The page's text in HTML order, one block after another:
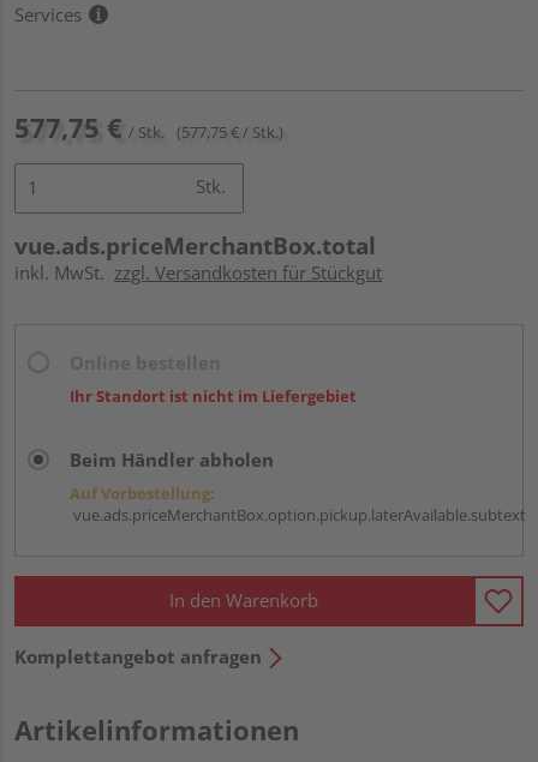
Services
577,75 € / Stk. (577,75 € / Stk.)
Stk.
vue.ads.priceMerchantBox.total
inkl. MwSt. zzgl. Versandkosten für Stückgut
Ihr Standort ist nicht im Liefergebiet
Beim Händler abholen
Auf Vorbestellung:
vue.ads.priceMerchantBox.option.pickup.laterAvailable.subtext
In den Warenkorb
Komplettangebot anfragen
Artikelinformationen